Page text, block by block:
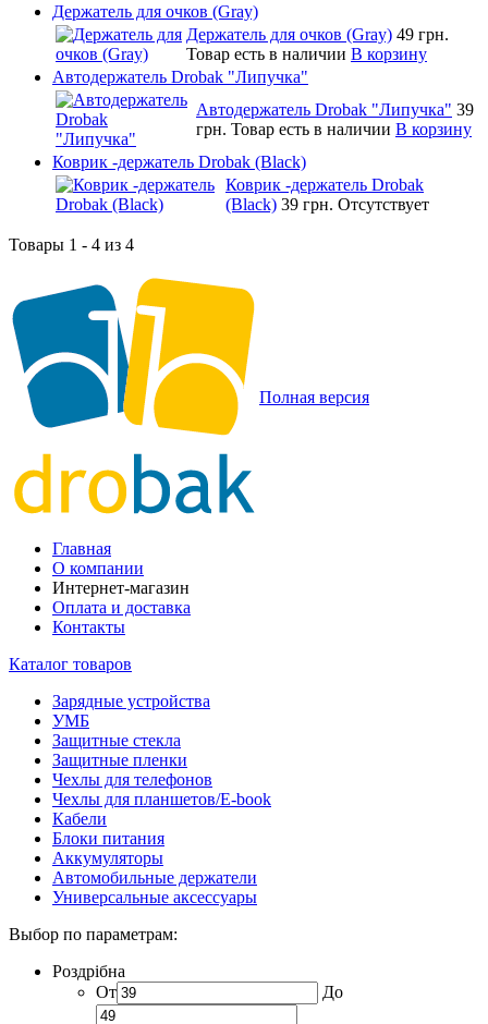
Держатель для очков (Gray)
Держатель для очков (Gray) 49 грн.
Товар есть в наличии В корзину
Автодержатель Drobak "Липучка"
Автодержатель Drobak "Липучка" 39
грн. Товар есть в наличии В корзину
Коврик -держатель Drobak (Black)
Коврик -держатель Drobak
(Black) 39 грн. Отсутствует
Товары 1 - 4 из 4
Полная версия
Главная
О компании
Интернет-магазин
Оплата и доставка
Контакты
Каталог товаров
Зарядные устройства
УМБ
Защитные стекла
Защитные пленки
Чехлы для телефонов
Чехлы для планшетов/E-book
Кабели
Блоки питания
Аккумуляторы
Автомобильные держатели
Универсальные аксессуары
Выбор по параметрам:
Роздрібна
От
До